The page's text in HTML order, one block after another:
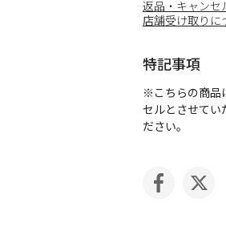
返品・キャンセ
店舗受け取りに
特記事項
※こちらの商品
セルとさせてい
ださい。